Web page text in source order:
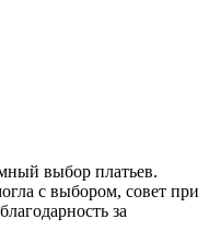
выбор платьев.
с выбором, совет при
за